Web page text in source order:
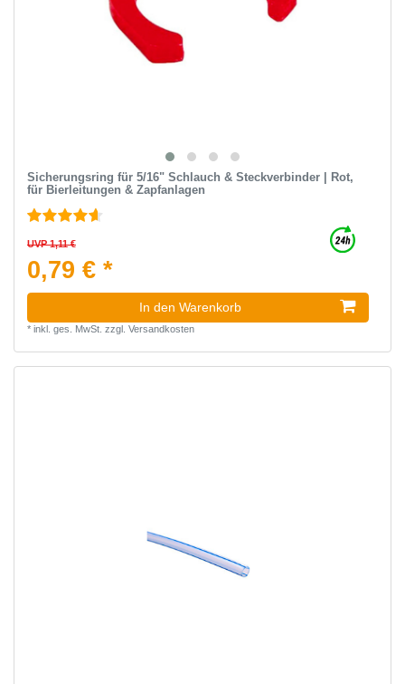
Sicherungsring für 5/16" Schlauch & Steckverbinder | Rot,
für Bierleitungen & Zapfanlagen
UVP 1,11 €
0,79 € *
In den Warenkorb
* inkl. ges. MwSt. zzgl. Versandkosten